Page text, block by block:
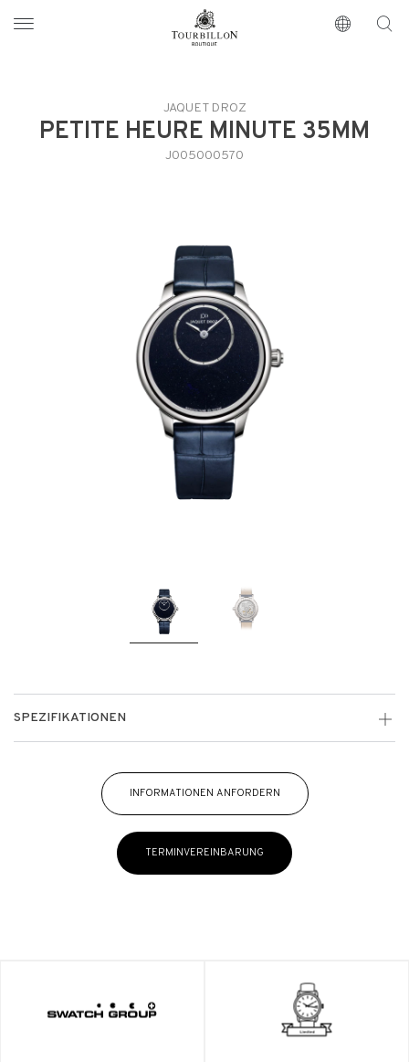
https://www.tourbillon.com/de
JAQUET DROZ
PETITE HEURE MINUTE 35MM
J005000570
SPEZIFIKATIONEN
INFORMATIONEN ANFORDERN
TERMINVEREINBARUNG